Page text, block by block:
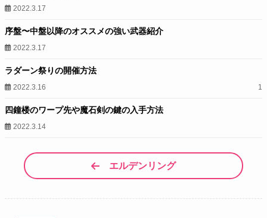
2022.3.17
序盤〜中盤以降のオススメの強い武器紹介
2022.3.17
ラダーン祭りの開催方法
2022.3.16 1
四鐘楼のワープ先や魔石剣の鍵の入手方法
2022.3.14
エルデンリング